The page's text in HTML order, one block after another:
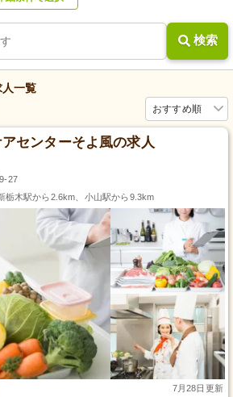
検索
人一覧
おすすめ順
センターそよ風の求人
27
栃木駅から2.6km、小山駅から9.3km
7月28日更新